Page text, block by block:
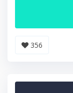
356